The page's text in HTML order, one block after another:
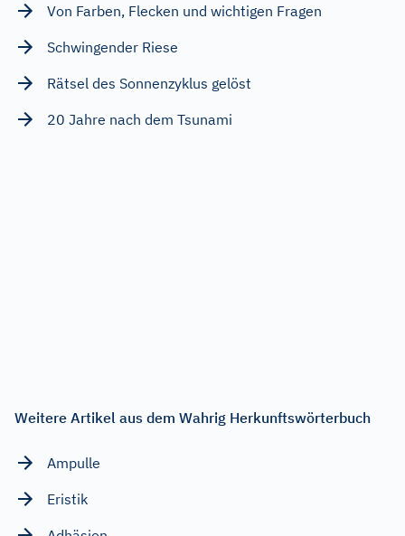
Von Farben, Flecken und wichtigen Fragen
Schwingender Riese
Rätsel des Sonnenzyklus gelöst
20 Jahre nach dem Tsunami
Weitere Artikel aus dem Wahrig Herkunftswörterbuch
Ampulle
Eristik